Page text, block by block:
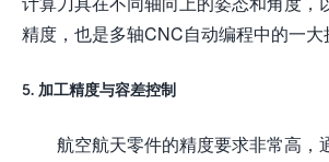
精度，也是多轴CNC自动编程中的一大
5. 加工精度与容差控制
航空航天零件的精度要求非常高，